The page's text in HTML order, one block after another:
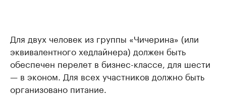
Для двух человек из группы «Чичерина» (или
эквивалентного хедлайнера) должен быть
обеспечен перелет в бизнес-классе, для шести
— в эконом. Для всех участников должно быть
организовано питание.